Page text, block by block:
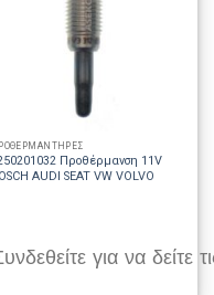
Προθέρμανση 11V
AUDI SEAT VW VOLVO
για να δείτε